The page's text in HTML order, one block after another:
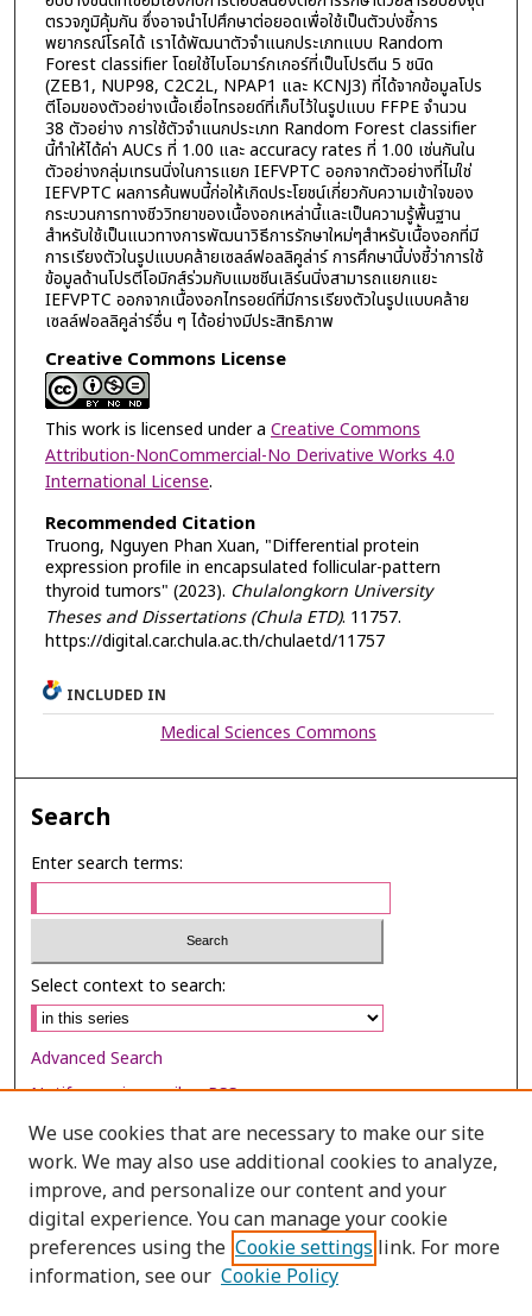
ตรวจภูมิคุ้มกัน ซึ่งอาจนำไปศึกษาต่อยอดเพื่อใช้เป็นตัวบ่งชี้การ
พยากรณ์โรคได้ เราได้พัฒนาตัวจำแนกประเภทแบบ Random
Forest classifier โดยใช้ไบโอมาร์กเกอร์ที่เป็นโปรตีน 5 ชนิด
(ZEB1, NUP98, C2C2L, NPAP1 และ KCNJ3) ที่ได้จากข้อมูลโปร
ตีโอมของตัวอย่างเนื้อเยื่อไทรอยด์ที่เก็บไว้ในรูปแบบ FFPE จำนวน
38 ตัวอย่าง การใช้ตัวจำแนกประเภท Random Forest classifier
นี้ทำให้ได้ค่า AUCs ที่ 1.00 และ accuracy rates ที่ 1.00 เช่นกันใน
ตัวอย่างกลุ่มเทรนนิ่งในการแยก IEFVPTC ออกจากตัวอย่างที่ไม่ใช่
IEFVPTC ผลการค้นพบนี้ก่อให้เกิดประโยชน์เกี่ยวกับความเข้าใจของ
กระบวนการทางชีววิทยาของเนื้องอกเหล่านี้และเป็นความรู้พื้นฐาน
สำหรับใช้เป็นแนวทางการพัฒนาวิธีการรักษาใหม่ๆสำหรับเนื้องอกที่มี
การเรียงตัวในรูปแบบคล้ายเซลล์ฟอลลิคูล่าร์ การศึกษานี้บ่งชี้ว่าการใช้
ข้อมูลด้านโปรตีโอมิกส์ร่วมกับแมชชีนเลิร์นนิ่งสามารถแยกแยะ
IEFVPTC ออกจากเนื้องอกไทรอยด์ที่มีการเรียงตัวในรูปแบบคล้าย
เซลล์ฟอลลิคูล่าร์อื่น ๆ ได้อย่างมีประสิทธิภาพ
Creative Commons License
This work is licensed under a Creative Commons
Attribution-NonCommercial-No Derivative Works 4.0
International License.
Recommended Citation
Truong, Nguyen Phan Xuan, "Differential protein
expression profile in encapsulated follicular-pattern
thyroid tumors" (2023). Chulalongkorn University
Theses and Dissertations (Chula ETD). 11757.
https://digital.car.chula.ac.th/chulaetd/11757
INCLUDED IN
Medical Sciences Commons
Search
Enter search terms:
Select context to search:
Advanced Search
Notify me via email orRSS
Browse
Collections
Disciplines
Authors
We use cookies that are necessary to make our site
work. We may also use additional cookies to analyze,
improve, and personalize our content and your
digital experience. You can manage your cookie
preferences using the Cookie settings link. For more
information, see our Cookie Policy